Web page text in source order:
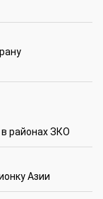
районах ЗКО
Азии